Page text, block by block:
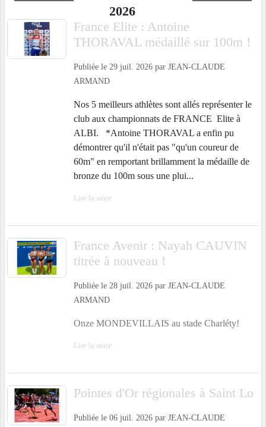
2026
France Elite : Antoine
THORAVAL médaillé sur 100m !
Publiée le 29 juil. 2026 par JEAN-CLAUDE
ARMAND
Nos 5 meilleurs athlètes sont allés représenter le
club aux championnats de FRANCE Elite à
ALBI. *Antoine THORAVAL a enfin pu
démontrer qu'il n'était pas "qu'un coureur de
60m" en remportant brillamment la médaille de
bronze du 100m sous une plui...
Lire la suite
France Avenir : Nayah CAUVIN
titrée à nouveau !
Publiée le 28 juil. 2026 par JEAN-CLAUDE
ARMAND
Onze MONDEVILLAIS au stade Charléty!
Lire la suite
Pointes d'Or régionales à Saint Lo
Publiée le 06 juil. 2026 par JEAN-CLAUDE